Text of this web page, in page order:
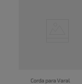
Corda para Varal